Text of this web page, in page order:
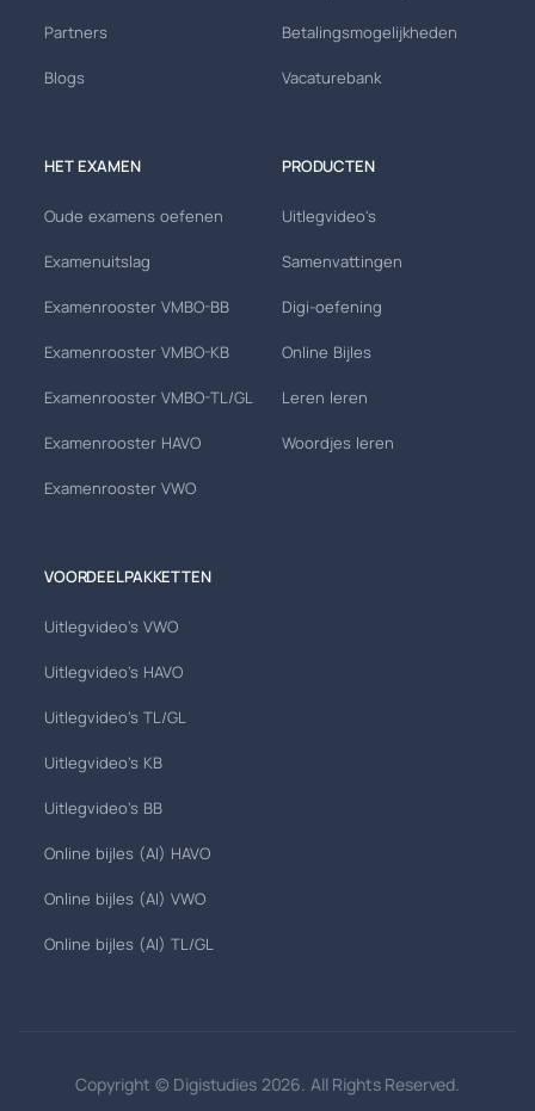
Partners
Blogs
Betalingsmogelijkheden
Vacaturebank
HET EXAMEN
Oude examens oefenen
Examenuitslag
Examenrooster VMBO-BB
Examenrooster VMBO-KB
Examenrooster VMBO-TL/GL
Examenrooster HAVO
Examenrooster VWO
PRODUCTEN
Uitlegvideo's
Samenvattingen
Digi-oefening
Online Bijles
Leren leren
Woordjes leren
VOORDEELPAKKETTEN
Uitlegvideo's VWO
Uitlegvideo's HAVO
Uitlegvideo's TL/GL
Uitlegvideo's KB
Uitlegvideo's BB
Online bijles (AI) HAVO
Online bijles (AI) VWO
Online bijles (AI) TL/GL
Copyright © Digistudies 2026. All Rights Reserved.